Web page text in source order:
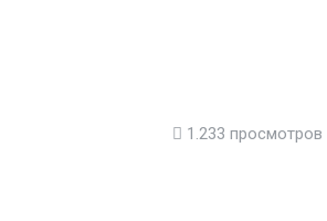
1.233 просмотров